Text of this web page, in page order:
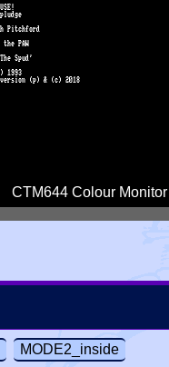
CTM644 Colour Monitor
MODE2_inside